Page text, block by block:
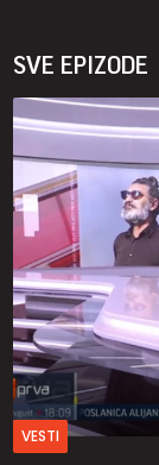
SVE EPIZODE
VESTI